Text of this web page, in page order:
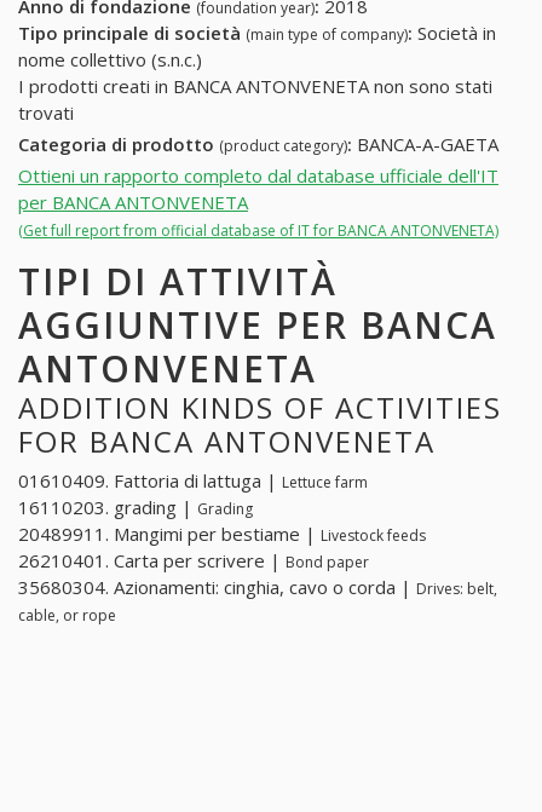
Anno di fondazione (foundation year): 2018
Tipo principale di società (main type of company): Società in
nome collettivo (s.n.c.)
I prodotti creati in BANCA ANTONVENETA non sono stati
trovati
Categoria di prodotto (product category): BANCA-A-GAETA
Ottieni un rapporto completo dal database ufficiale dell'IT
per BANCA ANTONVENETA
(Get full report from official database of IT for BANCA ANTONVENETA)
TIPI DI ATTIVITÀ
AGGIUNTIVE PER BANCA
ANTONVENETA
ADDITION KINDS OF ACTIVITIES
FOR BANCA ANTONVENETA
01610409. Fattoria di lattuga | Lettuce farm
16110203. grading | Grading
20489911. Mangimi per bestiame | Livestock feeds
26210401. Carta per scrivere | Bond paper
35680304. Azionamenti: cinghia, cavo o corda | Drives: belt,
cable, or rope